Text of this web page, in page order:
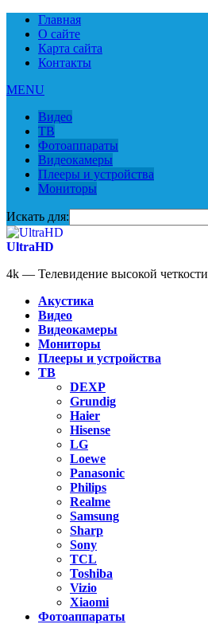
Главная
О сайте
Карта сайта
Контакты
MENU
Видео
ТВ
Фотоаппараты
Видеокамеры
Плееры и устройства
Мониторы
Искать для:
UltraHD
4k — Телевидение высокой четкости
Акустика
Видео
Видеокамеры
Мониторы
Плееры и устройства
ТВ
DEXP
Grundig
Haier
Hisense
LG
Loewe
Panasonic
Philips
Realme
Samsung
Sharp
Sony
TCL
Toshiba
Vizio
Xiaomi
Фотоаппараты